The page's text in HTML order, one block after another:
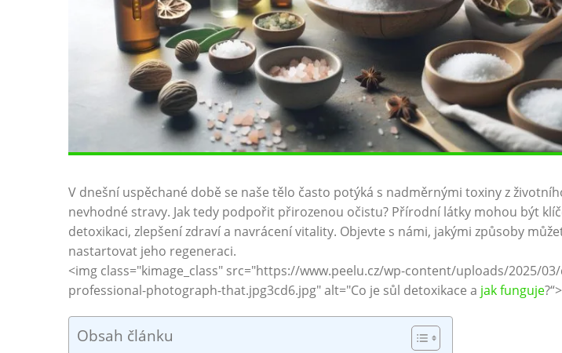
V dnešní ‍uspěchané době‌ se naše tělo často ⁤potýká s ⁢nadměrnými⁤ toxiny​ z
nevhodné stravy. Jak tedy podpořit přirozenou očistu? Přírodní látky mohou být
detoxikaci,‍ zlepšení zdraví a ‌navrácení vitality.‍ Objevte ⁢s námi, jakými‌ způsoby
nastartovat jeho regeneraci.
<img class="kimage_class" src="https://www.peelu.cz/wp-content/uploads/2025/
professional-photograph-that.jpg3cd6.jpg" alt="Co je⁢ sůl detoxikace a jak funguje?“>
Obsah článku